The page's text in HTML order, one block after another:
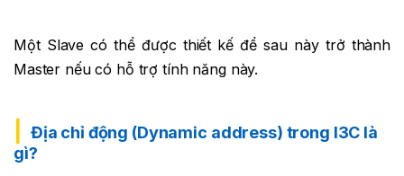
Một Slave có thể được thiết kế để sau này trở thành
Master nếu có hỗ trợ tính năng này.
Địa chỉ động (Dynamic address) trong I3C là
gì?